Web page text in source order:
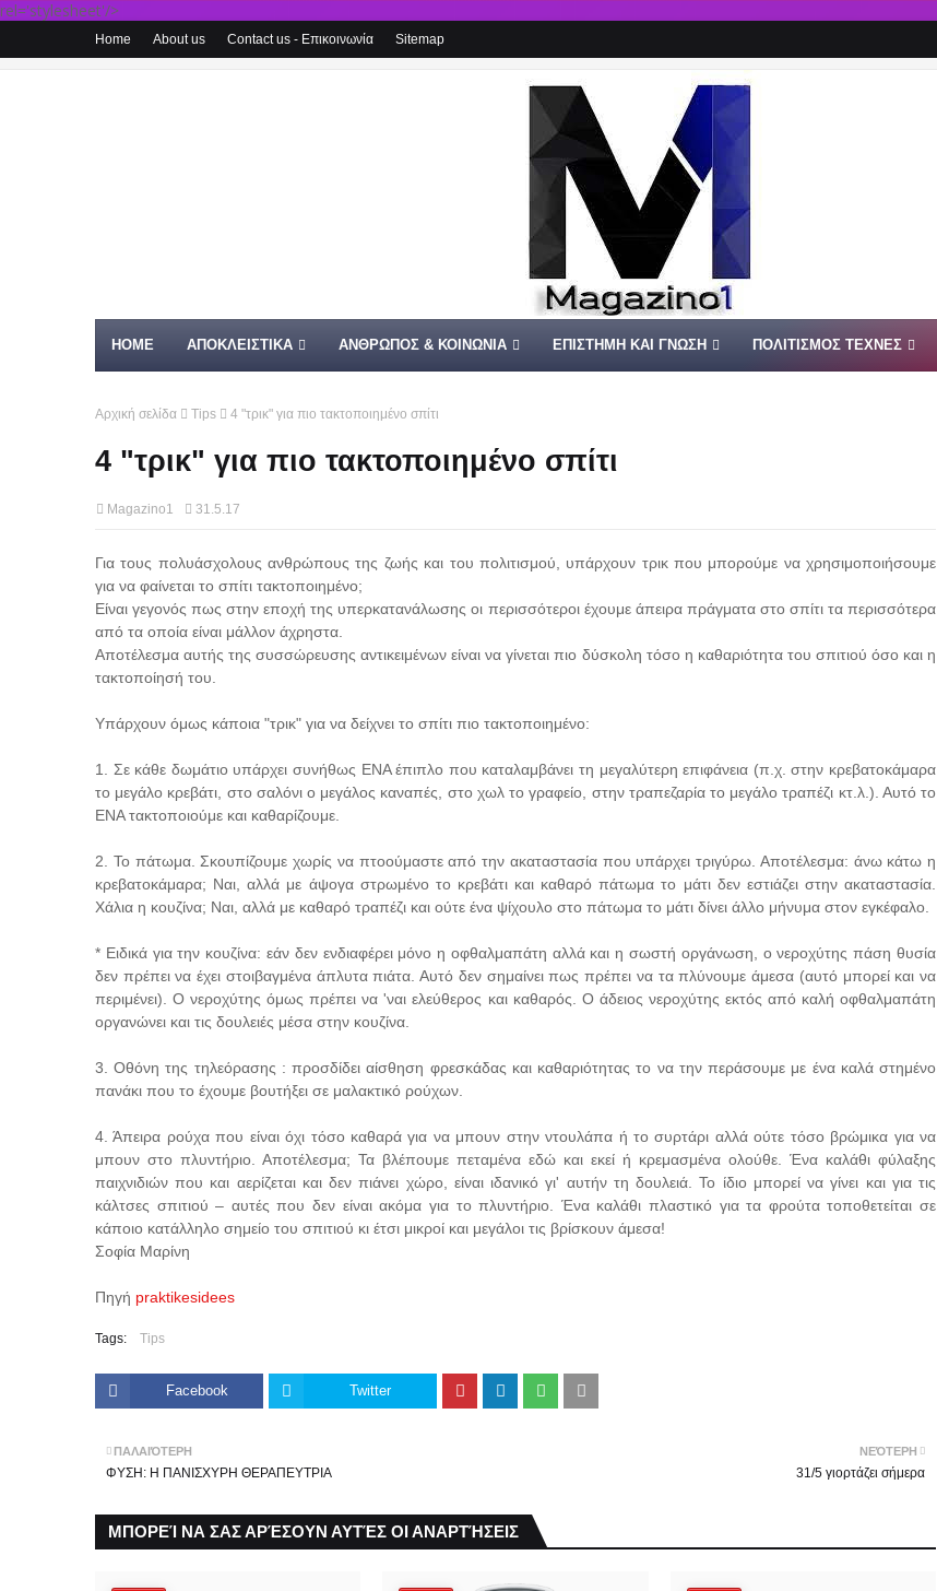
rel='stylesheet'/>
Home About us Contact us - Επικοινωνία Sitemap
HOME ΑΠΟΚΛΕΙΣΤΙΚΑ ΑΝΘΡΩΠΟΣ & ΚΟΙΝΩΝΙΑ ΕΠΙΣΤΗΜΗ ΚΑΙ ΓΝΩΣΗ ΠΟΛΙΤΙΣΜΟΣ ΤΕΧΝΕΣ
Αρχική σελίδα Tips 4 "τρικ" για πιο τακτοποιημένο σπίτι
4 "τρικ" για πιο τακτοποιημένο σπίτι
Magazino1 31.5.17
Για τους πολυάσχολους ανθρώπους της ζωής και του πολιτισμού, υπάρχουν τρικ που μπορούμε να χρησιμοποιήσουμε
για να φαίνεται το σπίτι τακτοποιημένο;
Είναι γεγονός πως στην εποχή της υπερκατανάλωσης οι περισσότεροι έχουμε άπειρα πράγματα στο σπίτι τα περισσότερα
από τα οποία είναι μάλλον άχρηστα.
Αποτέλεσμα αυτής της συσσώρευσης αντικειμένων είναι να γίνεται πιο δύσκολη τόσο η καθαριότητα του σπιτιού όσο και η
τακτοποίησή του.
Υπάρχουν όμως κάποια "τρικ" για να δείχνει το σπίτι πιο τακτοποιημένο:
1. Σε κάθε δωμάτιο υπάρχει συνήθως ΕΝΑ έπιπλο που καταλαμβάνει τη μεγαλύτερη επιφάνεια (π.χ. στην κρεβατοκάμαρα
το μεγάλο κρεβάτι, στο σαλόνι ο μεγάλος καναπές, στο χωλ το γραφείο, στην τραπεζαρία το μεγάλο τραπέζι κτ.λ.). Αυτό το
ΕΝΑ τακτοποιούμε και καθαρίζουμε.
2. Το πάτωμα. Σκουπίζουμε χωρίς να πτοούμαστε από την ακαταστασία που υπάρχει τριγύρω. Αποτέλεσμα: άνω κάτω η
κρεβατοκάμαρα; Ναι, αλλά με άψογα στρωμένο το κρεβάτι και καθαρό πάτωμα το μάτι δεν εστιάζει στην ακαταστασία.
Χάλια η κουζίνα; Ναι, αλλά με καθαρό τραπέζι και ούτε ένα ψίχουλο στο πάτωμα το μάτι δίνει άλλο μήνυμα στον εγκέφαλο.
* Ειδικά για την κουζίνα: εάν δεν ενδιαφέρει μόνο η οφθαλμαπάτη αλλά και η σωστή οργάνωση, ο νεροχύτης πάση θυσία
δεν πρέπει να έχει στοιβαγμένα άπλυτα πιάτα. Αυτό δεν σημαίνει πως πρέπει να τα πλύνουμε άμεσα (αυτό μπορεί και να
περιμένει). Ο νεροχύτης όμως πρέπει να 'ναι ελεύθερος και καθαρός. Ο άδειος νεροχύτης εκτός από καλή οφθαλμαπάτη
οργανώνει και τις δουλειές μέσα στην κουζίνα.
3. Οθόνη της τηλεόρασης : προσδίδει αίσθηση φρεσκάδας και καθαριότητας το να την περάσουμε με ένα καλά στημένο
πανάκι που το έχουμε βουτήξει σε μαλακτικό ρούχων.
4. Άπειρα ρούχα που είναι όχι τόσο καθαρά για να μπουν στην ντουλάπα ή το συρτάρι αλλά ούτε τόσο βρώμικα για να
μπουν στο πλυντήριο. Αποτέλεσμα; Τα βλέπουμε πεταμένα εδώ και εκεί ή κρεμασμένα ολούθε. Ένα καλάθι φύλαξης
παιχνιδιών που και αερίζεται και δεν πιάνει χώρο, είναι ιδανικό γι' αυτήν τη δουλειά. Το ίδιο μπορεί να γίνει και για τις
κάλτσες σπιτιού – αυτές που δεν είναι ακόμα για το πλυντήριο. Ένα καλάθι πλαστικό για τα φρούτα τοποθετείται σε
κάποιο κατάλληλο σημείο του σπιτιού κι έτσι μικροί και μεγάλοι τις βρίσκουν άμεσα!
Σοφία Μαρίνη
Πηγή praktikesidees
Tags: Tips
Facebook Twitter
ΝΕΌΤΕΡΗ
31/5 γιορτάζει σήμερα
ΠΑΛΑΙΌΤΕΡΗ
ΦΥΣΗ: Η ΠΑΝΙΣΧΥΡΗ ΘΕΡΑΠΕΥΤΡΙΑ
ΜΠΟΡΕΊ ΝΑ ΣΑΣ ΑΡΈΣΟΥΝ ΑΥΤΈΣ ΟΙ ΑΝΑΡΤΉΣΕΙΣ